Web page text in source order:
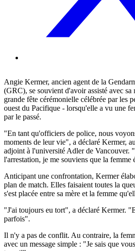
Angie Kermer, ancien agent de la
(GRC), se souvient d'avoir assisté avec sa
grande fête cérémonielle célébrée par les
ouest du Pacifique - lorsqu'elle a vu une
par le passé.
"En tant qu'officiers de police, nous
moments de leur vie", a déclaré Kermer,
adjoint à l'université Adler de Vancouver.
l'arrestation, je me souviens que la femme
Anticipant une confrontation, Kermer
plan de match. Elles faisaient toutes la
s'est placée entre sa mère et la femme
"J'ai toujours eu tort", a déclaré Kermer.
parfois".
Il n'y a pas de conflit. Au contraire, la
avec un message simple : "Je sais que